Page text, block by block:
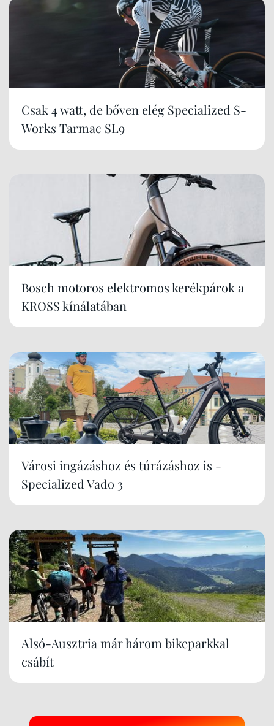
Csak 4 watt, de bőven elég Specialized S-
Works Tarmac SL9
Bosch motoros elektromos kerékpárok a
KROSS kínálatában
Városi ingázáshoz és túrázáshoz is -
Specialized Vado 3
Alsó-Ausztria már három bikeparkkal
csábít